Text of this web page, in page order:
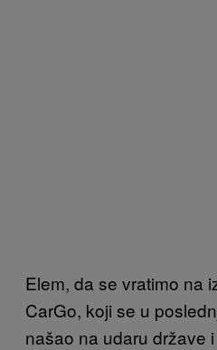
Elem, da se vratimo na
CarGo, koji se u
našao na udaru države